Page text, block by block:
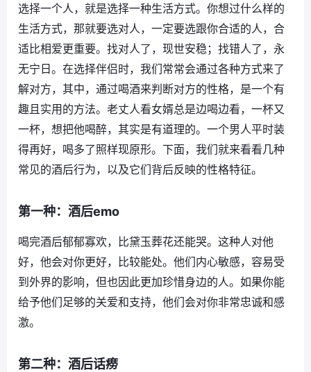
选择一个人，就是选择一种生活方式。你想过什么样的
生活方式，那就要选对人，一定要选跟你合适的人，合
适比相爱更重要。找对人了，现世安稳；找错人了，永
无宁日。在选择伴侣时，我们常常会通过各种方式来了
解对方，其中，通过喝酒来判断对方的性格，是一个有
趣且实用的方法。老丈人看女婿总是边喝边看，一杯又
一杯，想把他喝醉，其实是有道理的。一个男人平时装
得再好，喝多了照样现原形。下面，我们就来看看几种
常见的酒后行为，以及它们背后反映的性格特征。
第一种：酒后emo
喝完酒后郁郁寡欢，比黛玉葬花还能哭。这种人对他
好，他会对你更好，比较能处。他们内心敏感，容易受
到外界的影响，但也因此更加珍惜身边的人。如果你能
给予他们足够的关爱和支持，他们会对你非常忠诚和感
激。
第二种：酒后话痨